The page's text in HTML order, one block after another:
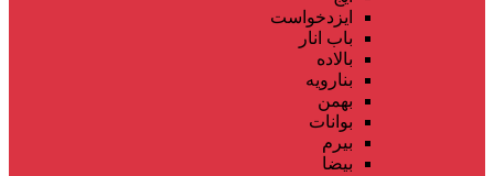
ایزدخواست
باب انار
بالاده
بنارویه
بهمن
بوانات
بیرم
بیضا